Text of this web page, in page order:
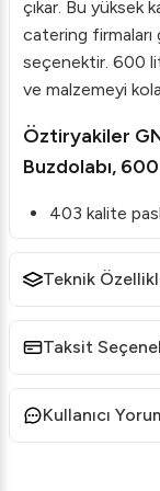
çıkar. Bu yüksek
catering
seçenektir. 600
ve malzemeyi
Öztiryakiler
Buzdolabı,
403 kalite
yapısı.
Temizlik
sayesinde
Defrost
İç hava
Teknik
Taksit
Kullanıcı